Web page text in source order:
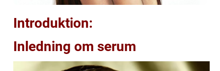
Introduktion:
Inledning om serum